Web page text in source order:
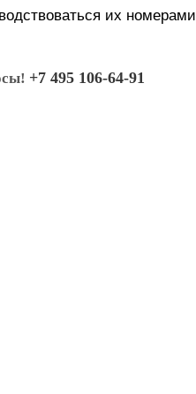
их номерами
+7 495 106-64-91